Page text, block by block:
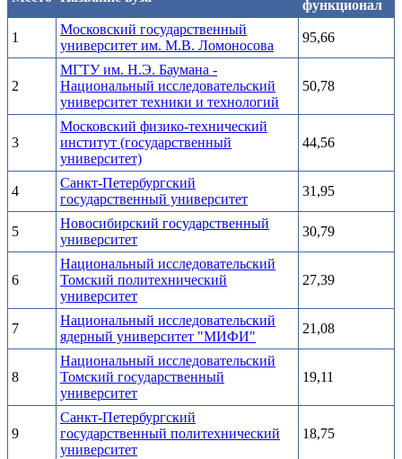
функционал
1
Московский государственный
университет им. М.В. Ломоносова
95,66
2
МГТУ им. Н.Э. Баумана -
Национальный исследовательский
университет техники и технологий
50,78
3
Московский физико-технический
институт (государственный
университет)
44,56
4
Санкт-Петербургский
государственный университет
31,95
5
Новосибирский государственный
университет
30,79
6
Национальный исследовательский
Томский политехнический
университет
27,39
7
Национальный исследовательский
ядерный университет "МИФИ"
21,08
8
Национальный исследовательский
Томский государственный
университет
19,11
9
Санкт-Петербургский
государственный политехнический
университет
18,75